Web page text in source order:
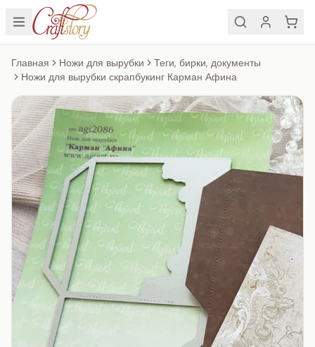
Главная Ножи для вырубки
Теги, бирки, документы
Ножи для вырубки скрапбукинг Карман Афина